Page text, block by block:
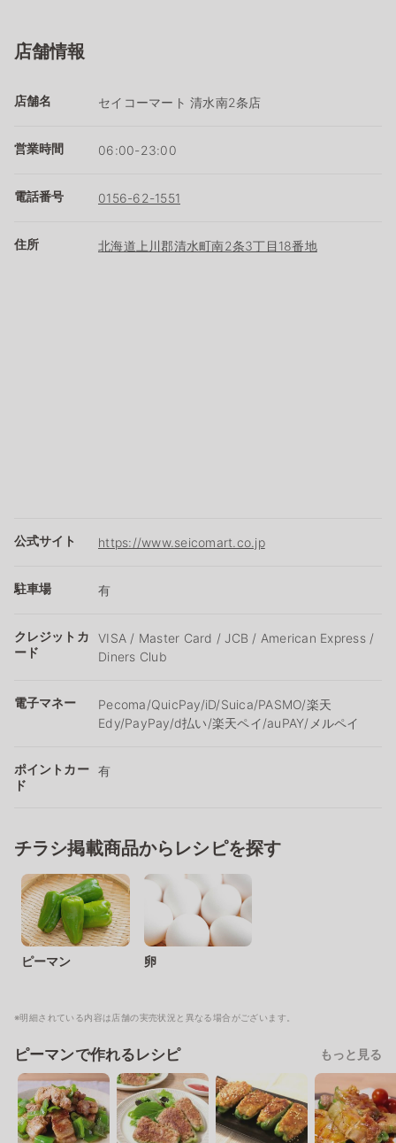
店舗情報
店舗名 セイコーマート 清水南2条店
営業時間 06:00-23:00
電話番号 0156-62-1551
住所 北海道上川郡清水町南2条3丁目18番地
公式サイト https://www.seicomart.co.jp
駐車場 有
クレジットカ
ード
VISA / Master Card / JCB / American Express /
Diners Club
電子マネー
Pecoma/QuicPay/iD/Suica/PASMO/楽天
Edy/PayPay/d払い/楽天ペイ/auPAY/メルペイ
ポイントカー
ド
有
チラシ掲載商品からレシピを探す
ピーマン 卵
※明細されている内容は店舗の実売状況と異なる場合がございます。
ピーマンで作れるレシピ もっと見る